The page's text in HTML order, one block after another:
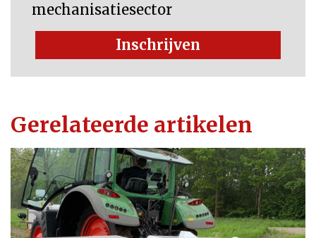
mechanisatiesector
Inschrijven
Gerelateerde artikelen